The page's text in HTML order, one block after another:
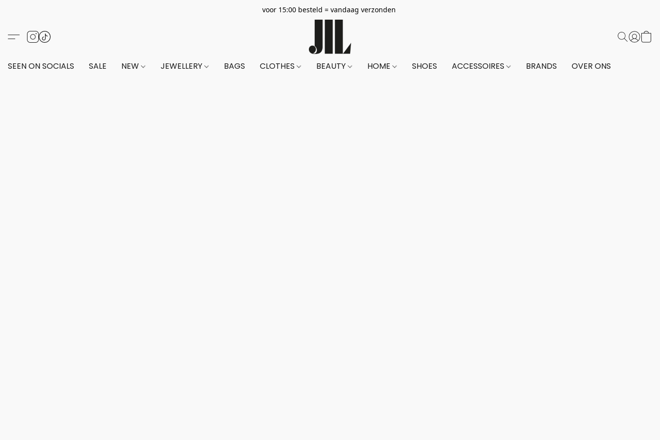
voor 15:00 besteld = vandaag verzonden
SEEN ON SOCIALS SALE NEW JEWELLERY BAGS CLOTHES BEAUTY HOME SHOES ACCESSOIRES BRANDS OVER ONS